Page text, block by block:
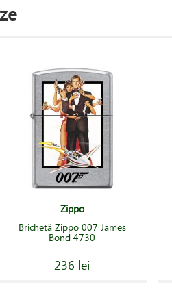
Zippo
Brichetă Zippo 007 James
Bond 4730
236 lei